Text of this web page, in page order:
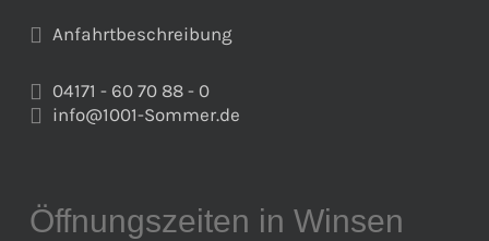
Anfahrtbeschreibung
04171 - 60 70 88 - 0
info@1001-Sommer.de
Öffnungszeiten in Winsen